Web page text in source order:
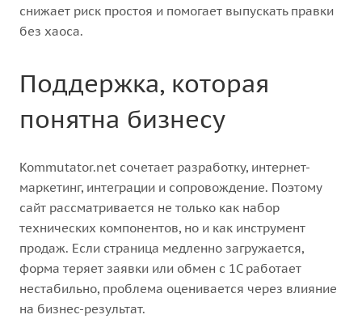
снижает риск простоя и помогает выпускать правки
без хаоса.
Поддержка, которая
понятна бизнесу
Kommutator.net сочетает разработку, интернет-
маркетинг, интеграции и сопровождение. Поэтому
сайт рассматривается не только как набор
технических компонентов, но и как инструмент
продаж. Если страница медленно загружается,
форма теряет заявки или обмен с 1С работает
нестабильно, проблема оценивается через влияние
на бизнес-результат.